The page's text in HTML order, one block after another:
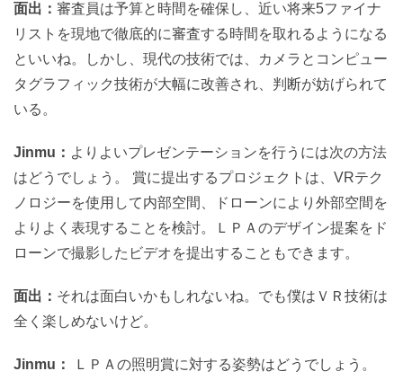
面出： 審査員は予算と時間を確保し、近い将来5ファイナ
リストを現地で徹底的に審査する時間を取れるようになる
といいね。しかし、現代の技術では、カメラとコンピュー
タグラフィック技術が大幅に改善され、判断が妨げられて
いる。
Jinmu： よりよいプレゼンテーションを行うには次の方法
はどうでしょう。 賞に提出するプロジェクトは、VRテク
ノロジーを使用して内部空間、ドローンにより外部空間を
よりよく表現することを検討。ＬＰＡのデザイン提案をド
ローンで撮影したビデオを提出することもできます。
面出： それは面白いかもしれないね。でも僕はＶＲ技術は
全く楽しめないけど。
Jinmu：
ＬＰＡの照明賞に対する姿勢はどうでしょう。